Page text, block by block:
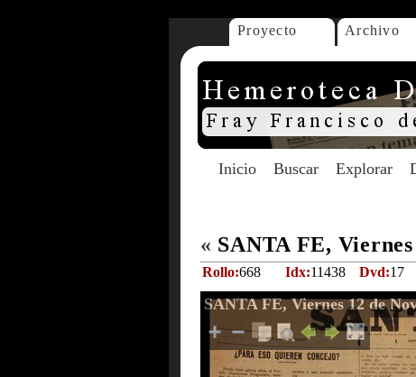
Proyecto Archivo
Inicio Buscar Explorar
« SANTA FE,
Rollo:668 Idx:11438 Dvd:17
SANTA FE, Viernes 12 de